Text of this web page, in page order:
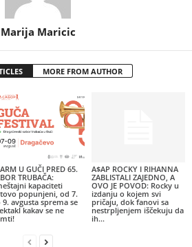
Marija Maricic
MORE FROM AUTHOR
U GUČI PRED 65.
TRUBAČA:
kapaciteti
popunjeni, od 7.
9. avgusta sprema se
kakav se ne
A$AP ROCKY I RIHANNA
ZABLISTALI ZAJEDNO, A
OVO JE POVOD: Rocky u
izdanju o kojem svi
pričaju, dok fanovi sa
nestrpljenjem iščekuju da
ih...